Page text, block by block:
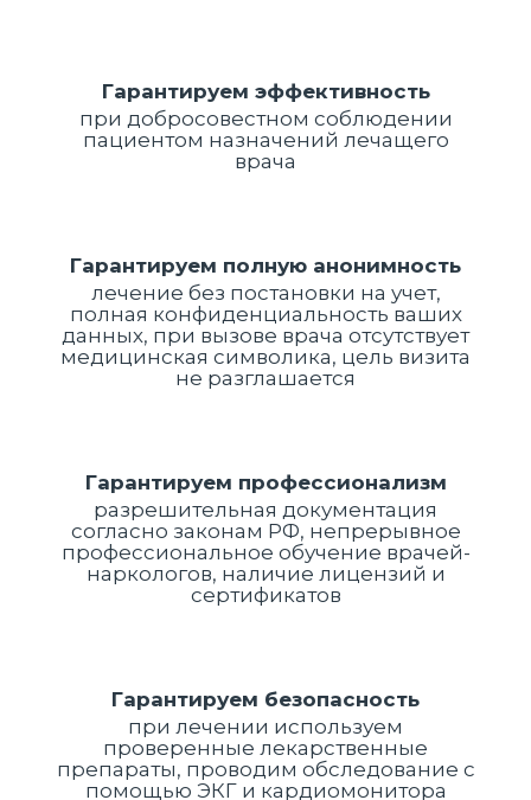
Гарантируем эффективность
при добросовестном соблюдении
пациентом назначений лечащего
врача
Гарантируем полную анонимность
лечение без постановки на учет,
полная конфиденциальность ваших
данных, при вызове врача отсутствует
медицинская символика, цель визита
не разглашается
Гарантируем профессионализм
разрешительная документация
согласно законам РФ, непрерывное
профессиональное обучение врачей-
наркологов, наличие лицензий и
сертификатов
Гарантируем безопасность
при лечении используем
проверенные лекарственные
препараты, проводим обследование с
помощью ЭКГ и кардиомонитора